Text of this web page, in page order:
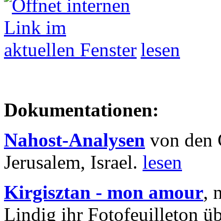
lesen
Dokumentationen:
Nahost-Analysen von den
Jerusalem, Israel. lesen
Kirgisztan - mon amour,
Lindig ihr Fotofeuilleton